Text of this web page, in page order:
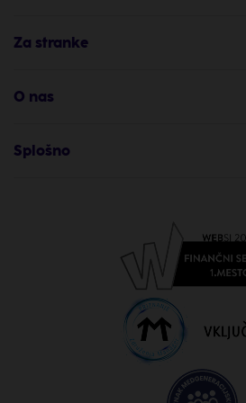
Za stranke
O nas
Splošno